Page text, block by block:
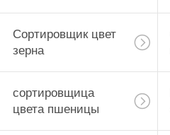
Сортировщик цвет
зерна
сортировщица
цвета пшеницы